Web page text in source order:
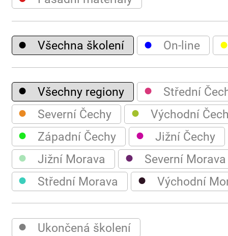
● Všechna školení ● On-line ●
● Všechny regiony ● Střední
● Severní Čechy ● Východní
● Západní Čechy ● Jižní Čechy
● Jižní Morava ● Severní Morava
● Střední Morava ● Východní
● Ukončená školení